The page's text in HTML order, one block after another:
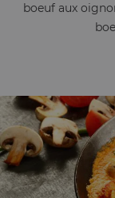
boeuf aux